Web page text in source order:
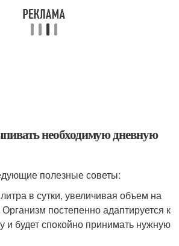
необходимую дневную
полезные советы:
в сутки, увеличивая объем на
постепенно адаптируется к
и будет спокойно принимать нужную